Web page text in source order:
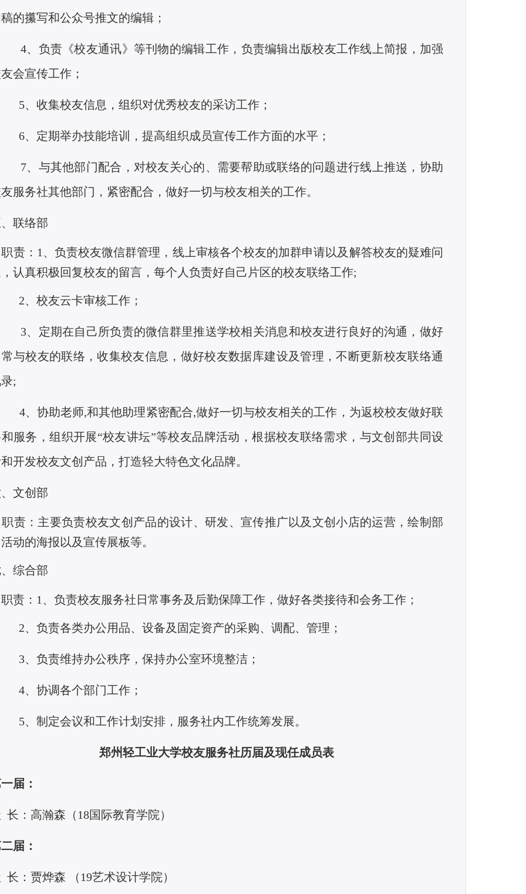
的攥写和公众号推文的编辑 ；
、 负责《校友通讯》等刊物的编辑工作 ， 负责编辑出版校友工作线上简报 ， 加强
会宣传工作 ；
、收集校友信息 ，组织对优秀校友的采访工作 ；
定期举办技能培训，提高组织成员宣传工作方面的水平；
、 与其他部门配合，对校友关心的、需要帮助或联络的问题进行线上推送，协助
服务社其他部门，紧密配合，做好一切与校友相关的工作。
联络部
责： 1、负责校友微信群管理，线上审核各个校友的加群申请以及解答校友的疑难问
认真积极回复校友的留言，每个人负责好自己片区的校友联络工作;
校友云卡审核工作；
定期在自己所负责的微信群里推送学校相关消息和校友进行良好的沟通，做好
与校友的联络，收集校友信息，做好校友数据库建设及管理，不断更新校友联络通
;
协助老师,和其他助理紧密配合,做好一切与校友相关的工作，为返校校友做好联
服务，组织开展“校友讲坛”等校友品牌活动，根据校友联络需求，与文创部共同设
开发校友文创产品，打造轻大特色文化品牌。
文创部
：主要负责校友文创产品的设计、研发、宣传推广以及文创小店的运营，绘制部
动的海报以及宣传展板等。
综合部
责： 1、负责校友服务社日常事务及后勤保障工作，做好各类接待和会务工作；
负责各类办公用品、设备及固定资产的采购、调配、管理；
负责维持办公秩序，保持办公室环境整洁；
协调各个部门工作；
制定会议和工作计划安排，服务社内工作统筹发展。
郑州轻工业大学校友服务社历届及现任成员表
届：
长：高瀚森（18国际教育学院）
届：
长：贾烨森 （19艺术设计学院）